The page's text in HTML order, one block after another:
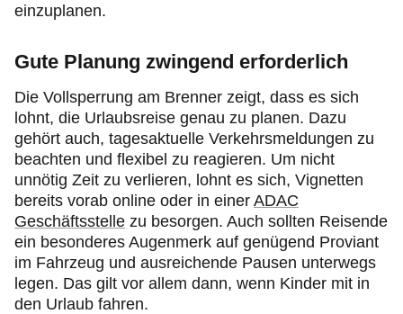
einzuplanen.
Gute Planung zwingend erforderlich
Die Vollsperrung am Brenner zeigt, dass es sich
lohnt, die Urlaubsreise genau zu planen. Dazu
gehört auch, tagesaktuelle Verkehrsmeldungen zu
beachten und flexibel zu reagieren. Um nicht
unnötig Zeit zu verlieren, lohnt es sich, Vignetten
bereits vorab online oder in einer ADAC
Geschäftsstelle zu besorgen. Auch sollten Reisende
ein besonderes Augenmerk auf genügend Proviant
im Fahrzeug und ausreichende Pausen unterwegs
legen. Das gilt vor allem dann, wenn Kinder mit in
den Urlaub fahren.